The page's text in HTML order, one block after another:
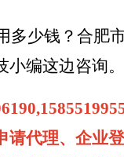
多少钱？合肥
小编这边咨询。
请代理、企